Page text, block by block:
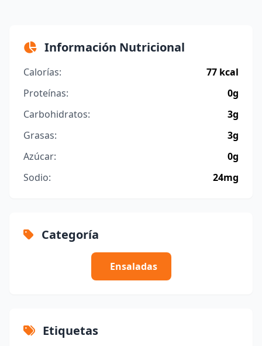
Información Nutricional
Calorías:
77 kcal
Proteínas:
0g
Carbohidratos:
3g
Grasas:
3g
Azúcar:
0g
Sodio:
24mg
Categoría
Ensaladas
Etiquetas